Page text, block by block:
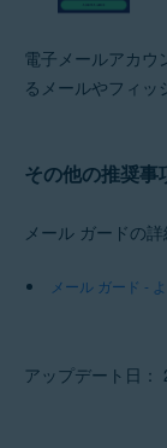
電子メールアカウ
るメールやフィッ
その他の推奨事
メール ガードの
メール ガード -
アップデート日：